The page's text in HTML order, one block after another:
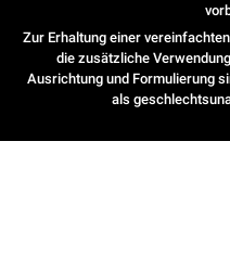
Zur Erhaltung einer
die zusätzliche
Ausrichtung und Formulierung
als